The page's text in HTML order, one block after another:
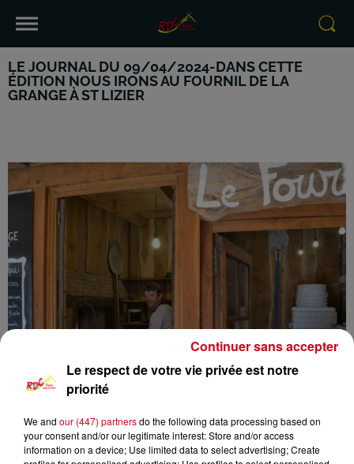
LE JOURNAL DU 09/04/2024-DANS CETTE
ÉDITION NOUS IRONS AU FOURNIL DE LA
GRANGE À ST LIZIER
Le respect de votre vie privée est notre
priorité
We and our (447) partnersdo the following data processing based on
your consent and/or our legitimate interest: Store and/or access
information on a device; Use limited data to select advertising; Create
Continuer sans accepter